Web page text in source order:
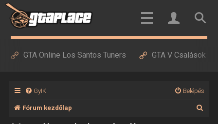
GTA Online Los Santos Tuners GTA V Csalások
GyIK Belépés
Fórum kezdőlap